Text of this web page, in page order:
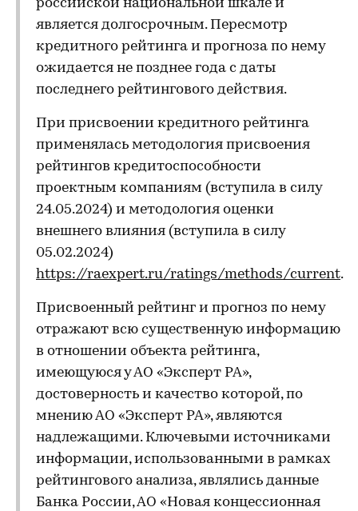
российской национальной шкале и
является долгосрочным. Пересмотр
кредитного рейтинга и прогноза по нему
ожидается не позднее года с даты
последнего рейтингового действия.
При присвоении кредитного рейтинга
применялась методология присвоения
рейтингов кредитоспособности
проектным компаниям (вступила в силу
24.05.2024) и методология оценки
внешнего влияния (вступила в силу
05.02.2024)
https://raexpert.ru/ratings/methods/current.
Присвоенный рейтинг и прогноз по нему
отражают всю существенную информацию
в отношении объекта рейтинга,
имеющуюся у АО «Эксперт РА»,
достоверность и качество которой, по
мнению АО «Эксперт РА», являются
надлежащими. Ключевыми источниками
информации, использованными в рамках
рейтингового анализа, являлись данные
Банка России, АО «Новая концессионная